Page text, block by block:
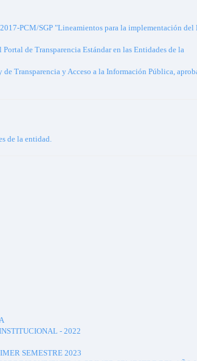
PCM/SGP "Lineamientos para la implementación del
de Transparencia Estándar en las Entidades de la
Transparencia y Acceso a la Información Pública,
de la entidad.
- 2022
SEMESTRE 2023